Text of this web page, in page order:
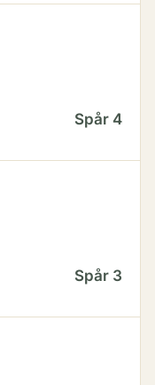
Spår 4
Spår 3